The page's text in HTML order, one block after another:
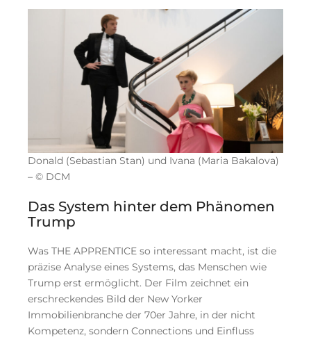
Donald (Sebastian Stan) und Ivana (Maria Bakalova)
– © DCM
Das System hinter dem Phänomen
Trump
Was THE APPRENTICE so interessant macht, ist die
präzise Analyse eines Systems, das Menschen wie
Trump erst ermöglicht. Der Film zeichnet ein
erschreckendes Bild der New Yorker
Immobilienbranche der 70er Jahre, in der nicht
Kompetenz, sondern Connections und Einfluss